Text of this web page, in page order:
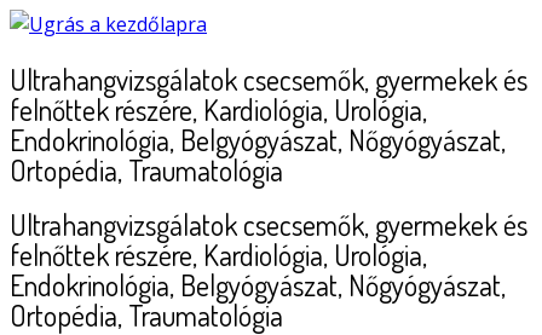
Skip
content
Ultrahangvizsgálatok csecsemők, gyermekek és
felnőttek részére, Kardiológia, Urológia,
Endokrinológia, Belgyógyászat, Nőgyógyászat,
Ortopédia, Traumatológia
Ultrahangvizsgálatok csecsemők, gyermekek és
felnőttek részére, Kardiológia, Urológia,
Endokrinológia, Belgyógyászat, Nőgyógyászat,
Ortopédia, Traumatológia